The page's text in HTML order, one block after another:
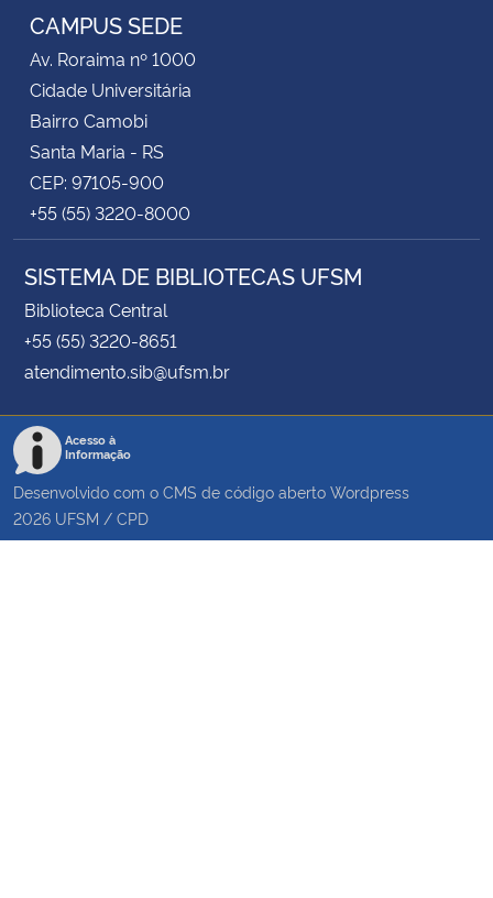
CAMPUS SEDE
Av. Roraima nº 1000
Cidade Universitária
Bairro Camobi
Santa Maria - RS
CEP: 97105-900
+55 (55) 3220-8000
SISTEMA DE BIBLIOTECAS UFSM
Biblioteca Central
+55 (55) 3220-8651
atendimento.sib@ufsm.br
Acesso à
Informação
Desenvolvido com o CMS de código aberto Wordpress
2026 UFSM / CPD